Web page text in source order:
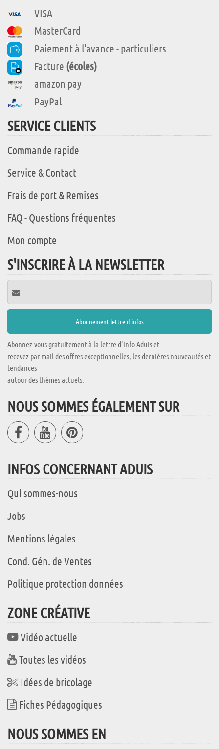
VISA
MasterCard
Paiement à l'avance - particuliers
Facture (écoles)
amazon pay
PayPal
SERVICE CLIENTS
Commande rapide
Service & Contact
Frais de port & Remises
FAQ - Questions fréquentes
Mon compte
S'INSCRIRE À LA NEWSLETTER
Abonnez-vous gratuitement à la lettre d'info Aduis et
recevez par mail des offres exceptionnelles, les dernières nouveautés et
tendances
autour des thèmes actuels.
NOUS SOMMES ÉGALEMENT SUR
INFOS CONCERNANT ADUIS
Qui sommes-nous
Jobs
Mentions légales
Cond. Gén. de Ventes
Politique protection données
ZONE CRÉATIVE
Vidéo actuelle
Toutes les vidéos
Idées de bricolage
Fiches Pédagogiques
NOUS SOMMES EN